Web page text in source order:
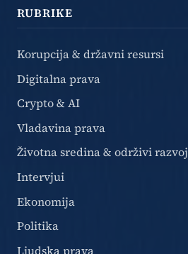
RUBRIKE
Korupcija & državni resursi
Digitalna prava
Crypto & AI
Vladavina prava
Životna sredina & održivi razvoj
Intervjui
Ekonomija
Politika
Ljudska prava